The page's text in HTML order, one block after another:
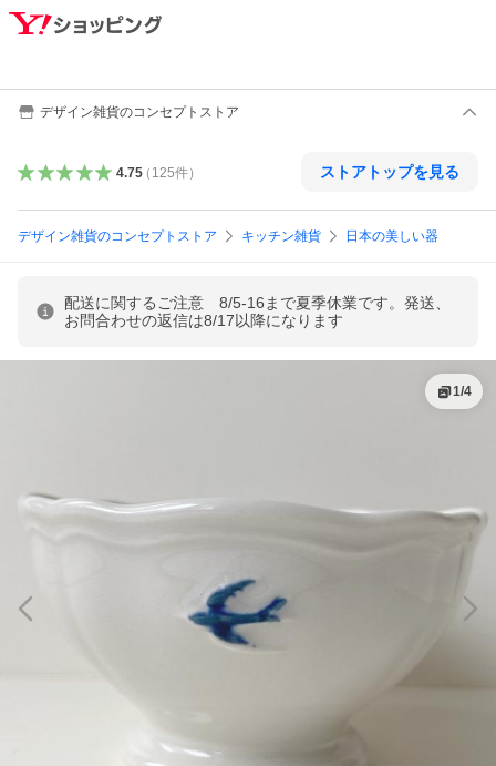
デザイン雑貨のコンセプトストア
4.75（ 125件） ストアトップを見る
デザイン雑貨のコンセプトストア キッチン雑貨 日本の美しい器
配送に関するご注意 8/5-16まで夏季休業です。発送、
お問合わせの返信は8/17以降になります
1/4